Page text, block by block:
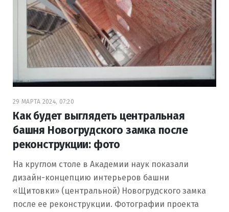
29 МАРТА 2024, 07:20
Как будет выглядеть центральная
башня Новогрудского замка после
реконструкции: фото
На круглом столе в Академии наук показали
дизайн-концепцию интерьеров башни
«Щитовки» (центральной) Новогрудского замка
после ее реконструкции. Фотографии проекта